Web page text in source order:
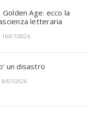
Golden Age: ecco la
letteraria
16/07/2026
un disastro
8/07/2026